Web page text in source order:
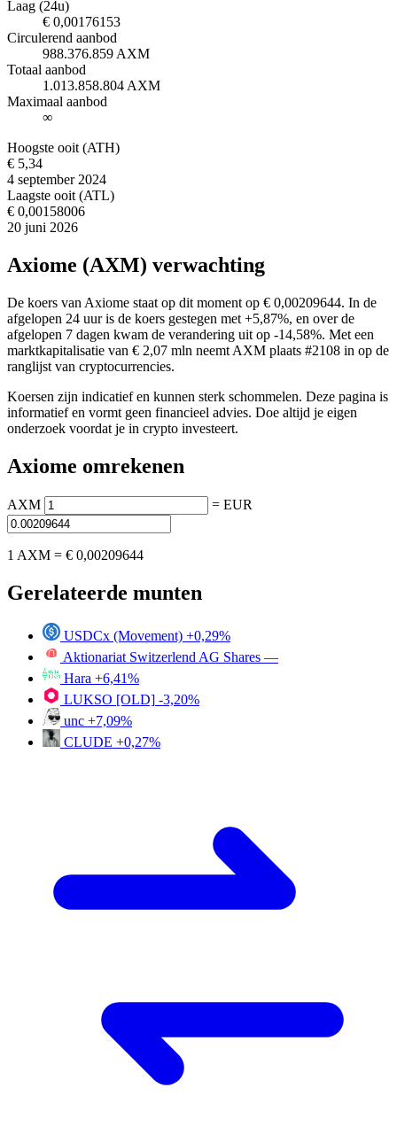
Laag (24u)
€ 0,00176153
Circulerend aanbod
988.376.859 AXM
Totaal aanbod
1.013.858.804 AXM
Maximaal aanbod
∞
Hoogste ooit (ATH)
€ 5,34
4 september 2024
Laagste ooit (ATL)
€ 0,00158006
20 juni 2026
Axiome (AXM) verwachting
De koers van Axiome staat op dit moment op € 0,00209644. In de
afgelopen 24 uur is de koers gestegen met +5,87%, en over de
afgelopen 7 dagen kwam de verandering uit op -14,58%. Met een
marktkapitalisatie van € 2,07 mln neemt AXM plaats #2108 in op de
ranglijst van cryptocurrencies.
Koersen zijn indicatief en kunnen sterk schommelen. Deze pagina is
informatief en vormt geen financieel advies. Doe altijd je eigen
onderzoek voordat je in crypto investeert.
Axiome omrekenen
AXM = EUR
1 AXM = € 0,00209644
Gerelateerde munten
USDCx (Movement) +0,29%
Aktionariat Switzerlend AG Shares —
Hara +6,41%
LUKSO [OLD] -3,20%
unc +7,09%
CLUDE +0,27%